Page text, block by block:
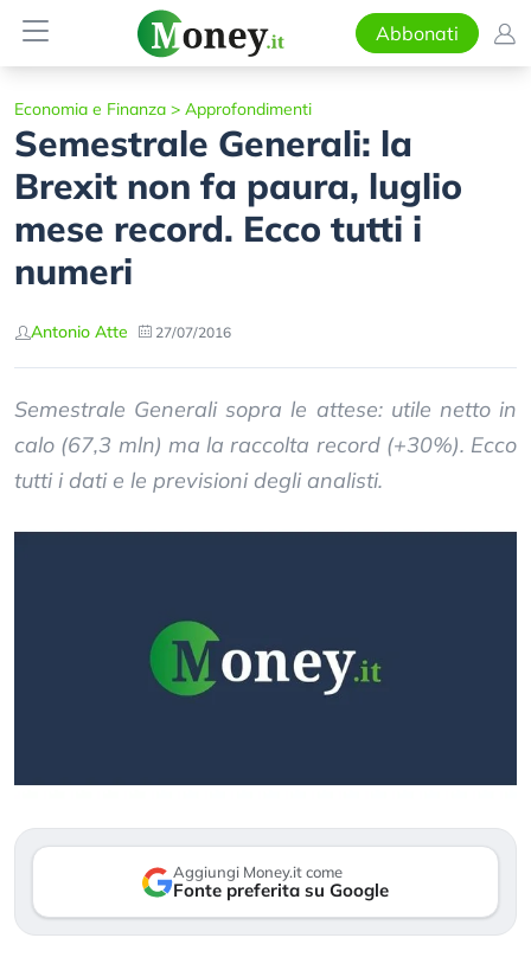
Abbonati
Economia e Finanza > Approfondimenti
Semestrale Generali: la
Brexit non fa paura, luglio
mese record. Ecco tutti i
numeri
Antonio Atte 27/07/2016
Semestrale Generali sopra le attese: utile netto in
calo (67,3 mln) ma la raccolta record (+30%). Ecco
tutti i dati e le previsioni degli analisti.
Aggiungi Money.it come
Fonte preferita su Google